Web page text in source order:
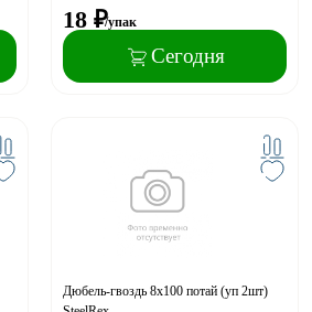
18 ₽/упак
Сегодня
Дюбель-гвоздь 8x100 потай (уп 2шт)